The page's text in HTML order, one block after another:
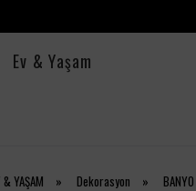
Ev & Yaşam
& YAŞAM » Dekorasyon »